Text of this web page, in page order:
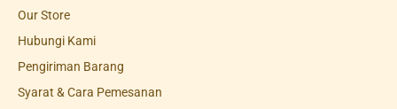
Our Store
Hubungi Kami
Pengiriman Barang
Syarat & Cara Pemesanan